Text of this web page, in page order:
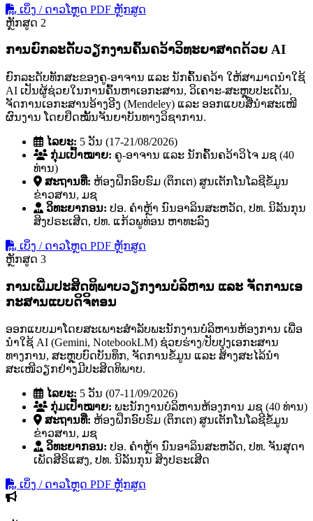
ເບິ່ງ / ດາວໂຫຼດ PDF ຫຼັກສູດ
ຫຼັກສູດ 2
ການຍົກລະດັບວຽກງານຄົ້ນຄວ້າວິທະຍາສາດດ້ວຍ AI
ຍົກລະດັບທັກສະຂອງຄູ-ອາຈານ ແລະ ນັກຄົ້ນຄວ້າ ໃຫ້ສາມາດນໍາໃຊ້
AI ເປັນຜູ້ຊ່ວຍໃນການຄົ້ນຫາເອກະສານ, ວິເຄາະ-ສະຫຼຸບປະເດັນ,
ຈັດການເອກະສານອ້າງອີງ (Mendeley) ແລະ ອອກແບບສື່ນໍາສະເໜີ
ຜົນງານ ໂດຍຢຶດໝັ້ນຈັນຍາບັນທາງວິຊາການ.
ໄລຍະ: 5 ວັນ (17-21/08/2026)
ກຸ່ມເປົ້າໝາຍ: ຄູ-ອາຈານ ແລະ ນັກຄົ້ນຄວ້າວິໄຈ ມຊ (40
ທ່ານ)
ສະຖານທີ່: ຫ້ອງຝຶກອົບຮົມ (ຕຶກເຕ) ສູນເຕັກໂນໂລຊີຂໍ້ມູນ
ຂ່າວສານ, ມຊ
ວິທະຍາກອນ: ປອ. ຄໍາຫຼ້າ ນົນອາລິນສະຫວັດ, ປທ. ນິລັນກຸນ
ສິງປຣະເສີດ, ປທ. ແກ້ວພູທ່ອນ ຫາທະລົງ
ເບິ່ງ / ດາວໂຫຼດ PDF ຫຼັກສູດ
ຫຼັກສູດ 3
ການເພີ່ມປະສິດທິພາບວຽກງານບໍລິຫານ ແລະ ຈັດການເອ
ກະສານແບບດິຈິຕອນ
ອອກແບບມາໂດຍສະເພາະສຳລັບພະນັກງານບໍລິຫານຫ້ອງການ ເພື່ອ
ນຳໃຊ້ AI (Gemini, NotebookLM) ຊ່ວຍຮ່າງ/ປັບປຸງເອກະສານ
ທາງການ, ສະຫຼຸບບົດບັນທຶກ, ຈັດການຂໍ້ມູນ ແລະ ສ້າງສະໄລ້ນຳ
ສະເໜີວຽກຢ່າງມີປະສິດທິພາບ.
ໄລຍະ: 5 ວັນ (07-11/09/2026)
ກຸ່ມເປົ້າໝາຍ: ພະນັກງານບໍລິຫານຫ້ອງການ ມຊ (40 ທ່ານ)
ສະຖານທີ່: ຫ້ອງຝຶກອົບຮົມ (ຕຶກເຕ) ສູນເຕັກໂນໂລຊີຂໍ້ມູນ
ຂ່າວສານ, ມຊ
ວິທະຍາກອນ: ປອ. ຄໍາຫຼ້າ ນົນອາລິນສະຫວັດ, ປທ. ຈັນສຸດາ
ເພັດສີຣິແສງ, ປທ. ນິລັນກຸນ ສິງປຣະເສີດ
ເບິ່ງ / ດາວໂຫຼດ PDF ຫຼັກສູດ